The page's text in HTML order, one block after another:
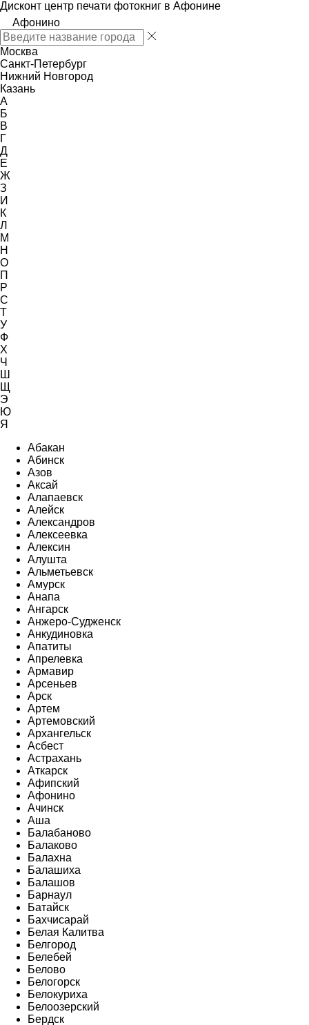
Дисконт центр печати фотокниг в Афонине
Афонино
Москва
Санкт-Петербург
Нижний Новгород
Казань
А
Б
В
Г
Д
Е
Ж
З
И
К
Л
М
Н
О
П
Р
С
Т
У
Ф
Х
Ч
Ш
Щ
Э
Ю
Я
Абакан
Абинск
Азов
Аксай
Алапаевск
Алейск
Александров
Алексеевка
Алексин
Алушта
Альметьевск
Амурск
Анапа
Ангарск
Анжеро-Судженск
Анкудиновка
Апатиты
Апрелевка
Армавир
Арсеньев
Арск
Артем
Артемовский
Архангельск
Асбест
Астрахань
Аткарск
Афипский
Афонино
Ачинск
Аша
Балабаново
Балаково
Балахна
Балашиха
Балашов
Барнаул
Батайск
Бахчисарай
Белая Калитва
Белгород
Белебей
Белово
Белогорск
Белокуриха
Белоозерский
Бердск